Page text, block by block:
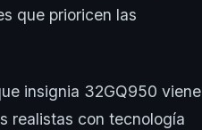
que prioricen las
insignia 32GQ950 viene
realistas con tecnología